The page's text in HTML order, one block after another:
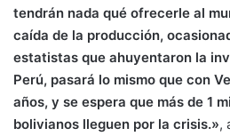
tendrán nada qué ofrecerle al
caída de la producción,
estatistas que ahuyentaron la
Perú, pasará lo mismo que con
años, y se espera que más de 1
bolivianos lleguen por la crisis.»,